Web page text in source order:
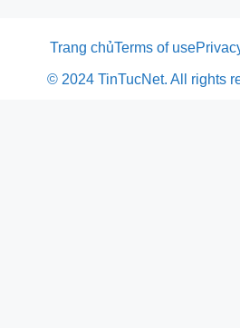
Trang chủTerms of use
© 2024 TinTucNet. All rights